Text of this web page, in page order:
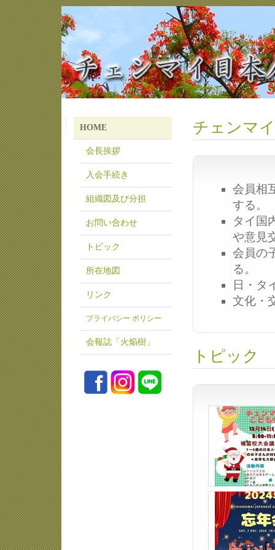
チェンマ
会員相
する。
タイ国
や意見
会員の
る。
日・タ
文化・
トピック
HOME
会長挨拶
入会手続き
組織図及び分担
お問い合わせ
トピック
所在地図
リンク
プライバシー ポリシー
会報誌「火焔樹」